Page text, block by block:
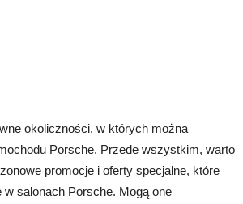
okoliczności, w których można
Porsche. Przede wszystkim, warto
promocje i oferty specjalne, które
salonach Porsche. Mogą one